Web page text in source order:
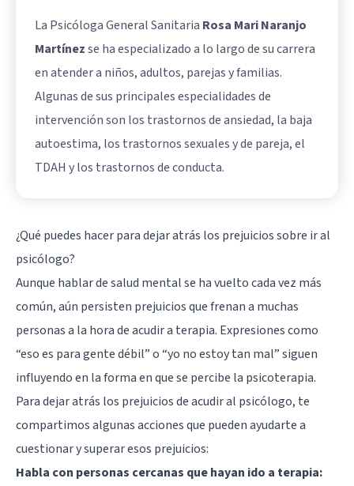
La Psicóloga General Sanitaria Rosa Mari Naranjo
Martínezse ha especializado a lo largo de su carrera
en atender a niños, adultos, parejas y familias.
Algunas de sus principales especialidades de
intervención son los trastornos de ansiedad, la baja
autoestima, los trastornos sexuales y de pareja, el
TDAH y los trastornos de conducta.
¿Qué puedes hacer para dejar atrás los prejuicios sobre ir al
psicólogo?
Aunque hablar de salud mental se ha vuelto cada vez más
común, aún persisten prejuicios que frenan a muchas
personas a la hora de acudir a terapia. Expresiones como
“eso es para gente débil” o “yo no estoy tan mal” siguen
influyendo en la forma en que se percibe la psicoterapia.
Para dejar atrás los prejuicios de acudir al psicólogo, te
compartimos algunas acciones que pueden ayudarte a
cuestionar y superar esos prejuicios:
Habla con personas cercanas que hayan ido a terapia: